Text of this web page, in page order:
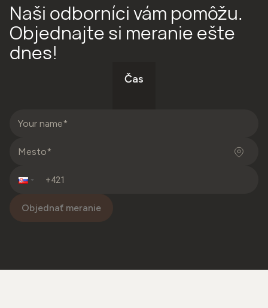
Objednať meranie
Čas
Naši odborníci vám pomôžu.
Objednajte si meranie ešte
dnes!